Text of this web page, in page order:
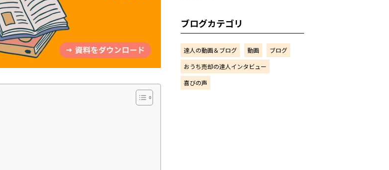
ブログカテゴリ
達人の動画＆ブログ 動画
ブログ
おうち売却の達人インタビュー
喜びの声